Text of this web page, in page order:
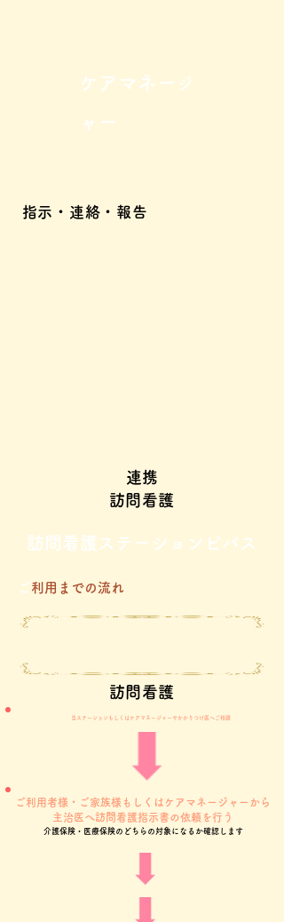
​ケアマネー ジ
ャー
​指示・連絡・報告
​連携
​訪問看護
​訪問看護ステーションピパス
​ご利用までの流れ
​訪問看護
​当ステーションもしくはケアマネージャーやかかりつけ医へご相談
ご利用者様・ご家族様もしくはケアマネージャーから
主治医へ訪問看護指示書の依頼を行う
​介護保険・医療保険のどちらの対象になるか確認します